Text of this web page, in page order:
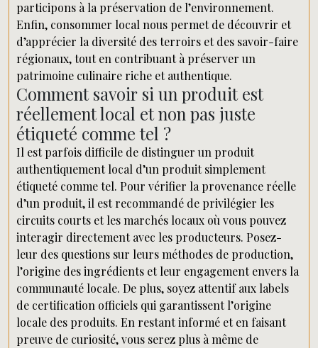
participons à la préservation de l’environnement.
Enfin, consommer local nous permet de découvrir et
d’apprécier la diversité des terroirs et des savoir-faire
régionaux, tout en contribuant à préserver un
patrimoine culinaire riche et authentique.
Comment savoir si un produit est
réellement local et non pas juste
étiqueté comme tel ?
Il est parfois difficile de distinguer un produit
authentiquement local d’un produit simplement
étiqueté comme tel. Pour vérifier la provenance réelle
d’un produit, il est recommandé de privilégier les
circuits courts et les marchés locaux où vous pouvez
interagir directement avec les producteurs. Posez-
leur des questions sur leurs méthodes de production,
l’origine des ingrédients et leur engagement envers la
communauté locale. De plus, soyez attentif aux labels
de certification officiels qui garantissent l’origine
locale des produits. En restant informé et en faisant
preuve de curiosité, vous serez plus à même de